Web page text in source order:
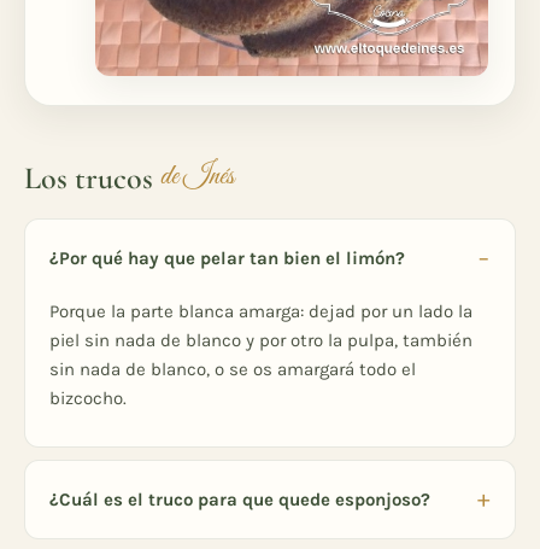
Los trucos de Inés
¿Por qué hay que pelar tan bien el limón?
Porque la parte blanca amarga: dejad por un lado la
piel sin nada de blanco y por otro la pulpa, también
sin nada de blanco, o se os amargará todo el
bizcocho.
¿Cuál es el truco para que quede esponjoso?